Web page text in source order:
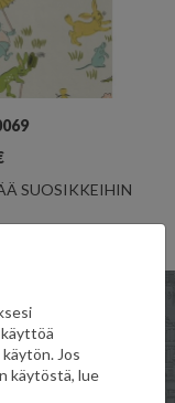
SUOSIKKEIHIN
ja
Jos
käytöstä, lue